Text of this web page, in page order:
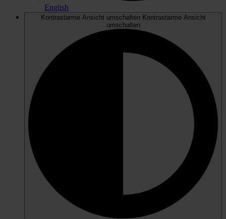
English
Kontrastarme Ansicht umschalten Kontrastarme Ansicht
umschalten